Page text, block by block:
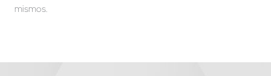
mismos.